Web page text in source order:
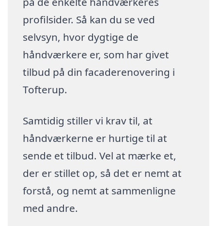
profilsider. Så kan du se ved
selvsyn, hvor dygtige de
håndværkere er, som har givet
tilbud på din facaderenovering i
Tofterup.
Samtidig stiller vi krav til, at
håndværkerne er hurtige til at
sende et tilbud. Vel at mærke et,
der er stillet op, så det er nemt at
forstå, og nemt at sammenligne
med andre.